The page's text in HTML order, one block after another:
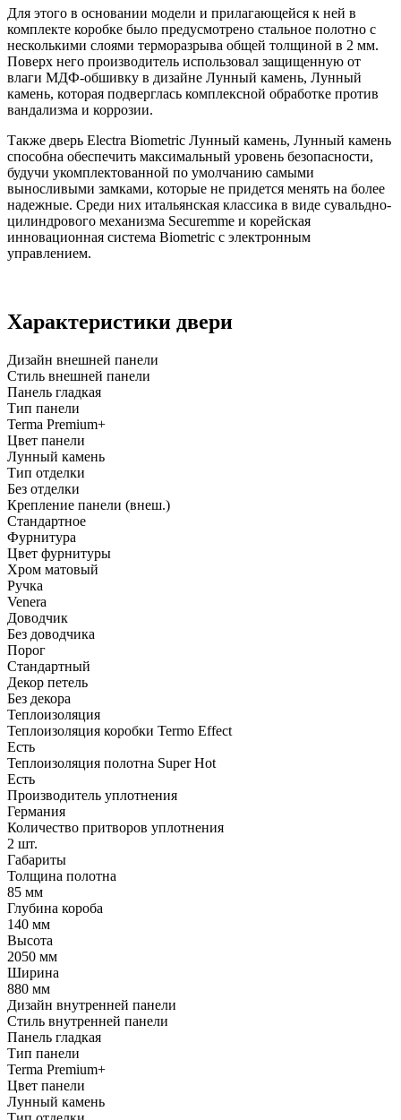
Для этого в основании модели и прилагающейся к ней в
комплекте коробке было предусмотрено стальное полотно с
несколькими слоями терморазрыва общей толщиной в 2 мм.
Поверх него производитель использовал защищенную от
влаги МДФ-обшивку в дизайне Лунный камень, Лунный
камень, которая подверглась комплексной обработке против
вандализма и коррозии.
Также дверь Electra Biometric Лунный камень, Лунный камень
способна обеспечить максимальный уровень безопасности,
будучи укомплектованной по умолчанию самыми
выносливыми замками, которые не придется менять на более
надежные. Среди них итальянская классика в виде сувальдно-
цилиндрового механизма Securemme и корейская
инновационная система Biometric с электронным
управлением.
Характеристики двери
Дизайн внешней панели
Стиль внешней панели
Панель гладкая
Тип панели
Terma Premium+
Цвет панели
Лунный камень
Тип отделки
Без отделки
Крепление панели (внеш.)
Стандартное
Фурнитура
Цвет фурнитуры
Хром матовый
Ручка
Venera
Доводчик
Без доводчика
Порог
Стандартный
Декор петель
Без декора
Теплоизоляция
Теплоизоляция коробки Termo Effect
Есть
Теплоизоляция полотна Super Нot
Есть
Производитель уплотнения
Германия
Количество притворов уплотнения
2 шт.
Габариты
Толщина полотна
85 мм
Глубина короба
140 мм
Высота
2050 мм
Ширина
880 мм
Дизайн внутренней панели
Стиль внутренней панели
Панель гладкая
Тип панели
Terma Premium+
Цвет панели
Лунный камень